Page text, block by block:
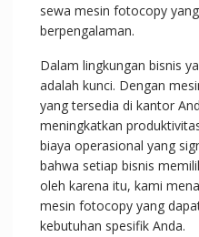
sewa mesin fotocopy
berpengalaman.
Dalam lingkungan bisnis
adalah kunci. Dengan
yang tersedia di kantor
meningkatkan
biaya operasional yang
bahwa setiap bisnis
oleh karena itu, kami
mesin fotocopy yang
kebutuhan spesifik Anda.